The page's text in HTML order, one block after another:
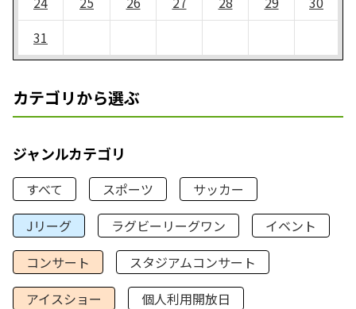
31
カテゴリから選ぶ
ジャンルカテゴリ
すべて スポーツ
サッカー
Jリーグ
ラグビーリーグワン
イベント
コンサート
スタジアムコンサート
アイスショー
個人利用開放日